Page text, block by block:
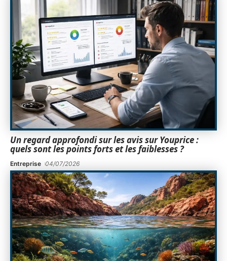
Un regard approfondi sur les avis sur Youprice :
quels sont les points forts et les faiblesses ?
Entreprise 04/07/2026